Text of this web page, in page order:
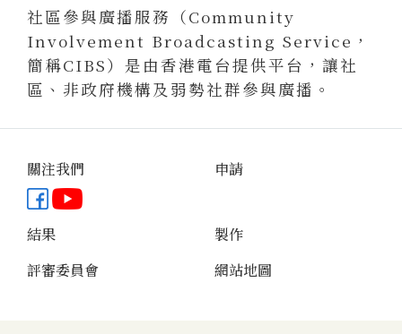
社區參與廣播服務（Community
Involvement Broadcasting Service，
簡稱CIBS）是由香港電台提供平台，讓社
區、非政府機構及弱勢社群參與廣播。
關注我們
Facebook專頁
YouTube頻道
申請
結果
製作
評審委員會
網站地圖